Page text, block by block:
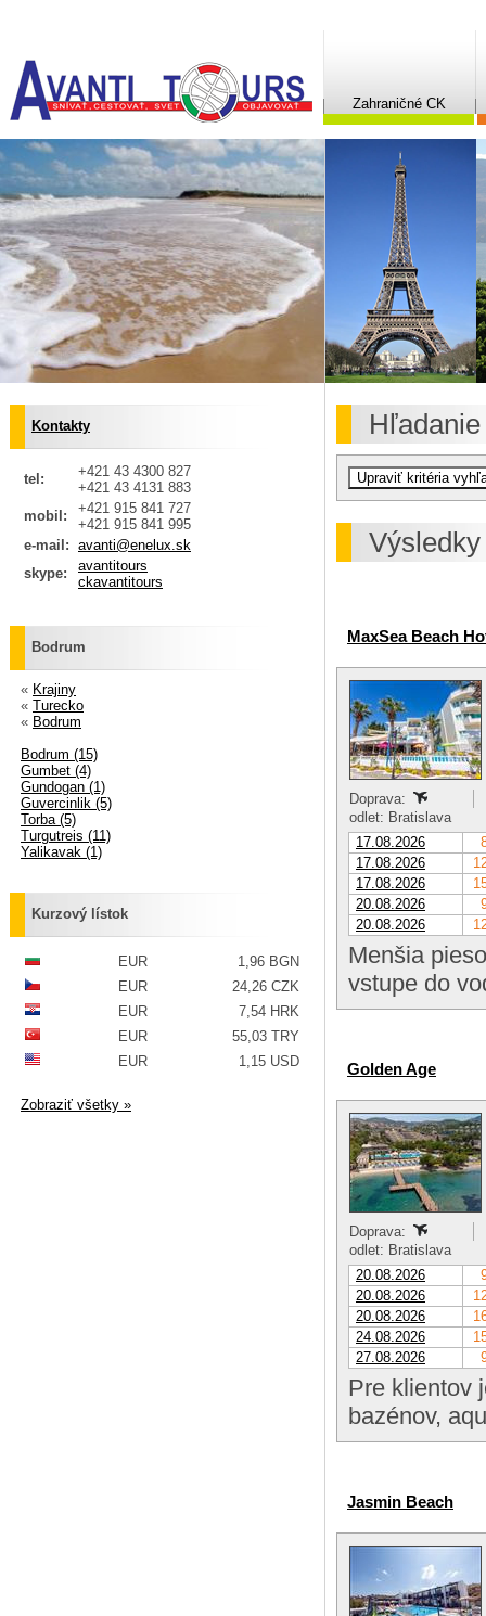
Zahraničné CK
MaxSea Beach
Doprava:
odlet: Bratislava
17.08.2026
17.08.2026
17.08.2026
20.08.2026
20.08.2026
Menšia
vstupe do
Golden Age
Doprava:
odlet: Bratislava
20.08.2026
20.08.2026
20.08.2026
24.08.2026
27.08.2026
Pre klientov
bazénov,
Jasmin Beach
Kontakty
tel:
+421 43 4300 827
+421 43 4131 883
mobil:
+421 915 841 727
+421 915 841 995
e-mail: avanti@enelux.sk
skype:
avantitours
ckavantitours
Bodrum
« Krajiny
« Turecko
« Bodrum
Bodrum (15)
Gumbet (4)
Gundogan (1)
Guvercinlik (5)
Torba (5)
Turgutreis (11)
Yalikavak (1)
Kurzový lístok
EUR
1,96 BGN
EUR
24,26 CZK
EUR
7,54 HRK
EUR
55,03 TRY
EUR
1,15 USD
Zobraziť všetky »